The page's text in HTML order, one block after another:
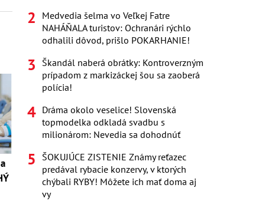
Medvedia šelma vo Veľkej Fatre
NAHÁŇALA turistov: Ochranári rýchlo
odhalili dôvod, prišlo POKARHANIE!
Škandál naberá obrátky: Kontroverzným
prípadom z markizáckej šou sa zaoberá
polícia!
Dráma okolo veselice! Slovenská
topmodelka odkladá svadbu s
milionárom: Nevedia sa dohodnúť
ŠOKUJÚCE ZISTENIE Známy reťazec
predával rybacie konzervy, v ktorých
chýbali RYBY! Môžete ich mať doma aj
vy